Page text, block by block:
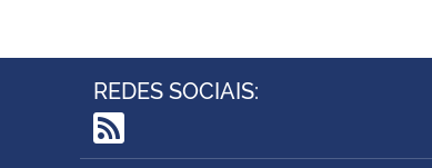
REDES SOCIAIS: